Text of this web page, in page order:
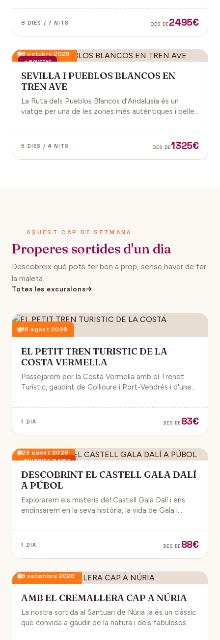
8 DIES / 7 NITS DES DE2495€
NOVETAT
3 octubre 2026
SEVILLA I PUEBLOS BLANCOS EN
TREN AVE
La Ruta dels Pueblos Blancos d’Andalusia és un
viatge per una de les zones més autèntiques i belles
Cadis i Màlaga. Vens amb nosaltres?
5 DIES / 4 NITS DES DE1325€
AQUEST CAP DE SETMANA
Properes sortides d'un dia
Descobreix què pots fer ben a prop, sense haver de fer
la maleta.
Totes les excursions
16 agost 2026
EL PETIT TREN TURISTIC DE LA
COSTA VERMELLA
Passejarem per la Costa Vermella amb el Trenet
Turístic, gaudint de Collioure i Port-Vendrés i d'unes
1 DIA DES DE 83€
ÚLTIMES PLACES
23 agost 2026
DESCOBRINT EL CASTELL GALA DALÍ
A PÚBOL
Explorarem els misteris del Castell Gala Dalí i ens
endinsarem en la seva història, la vida de Gala i
1 DIA DES DE 88€
6 setembre 2026
AMB EL CREMALLERA CAP A NÚRIA
La nostra sortida al Santuari de Núria ja és un clàssic
que convida a gaudir de la natura i dels fabulosos